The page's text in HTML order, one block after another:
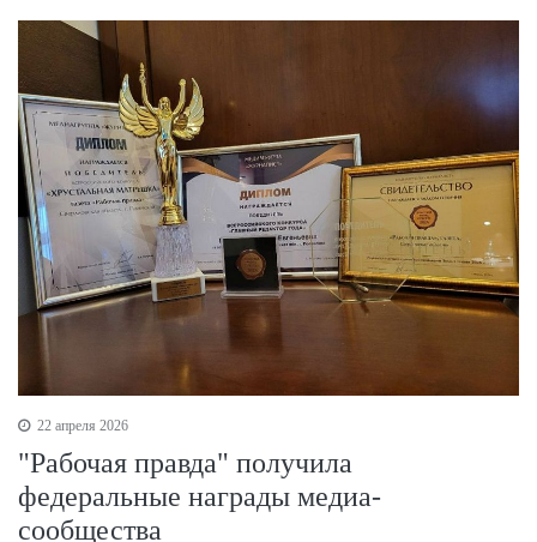
22 апреля 2026
"Рабочая правда" получила
федеральные награды медиа-
сообщества